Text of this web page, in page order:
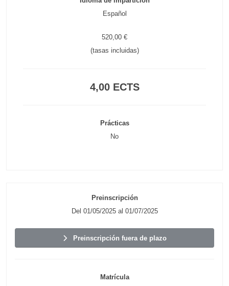
Español
520,00 €
(tasas incluidas)
4,00 ECTS
Prácticas
No
Preinscripción
Del 01/05/2025 al 01/07/2025
Preinscripción fuera de plazo
Matrícula